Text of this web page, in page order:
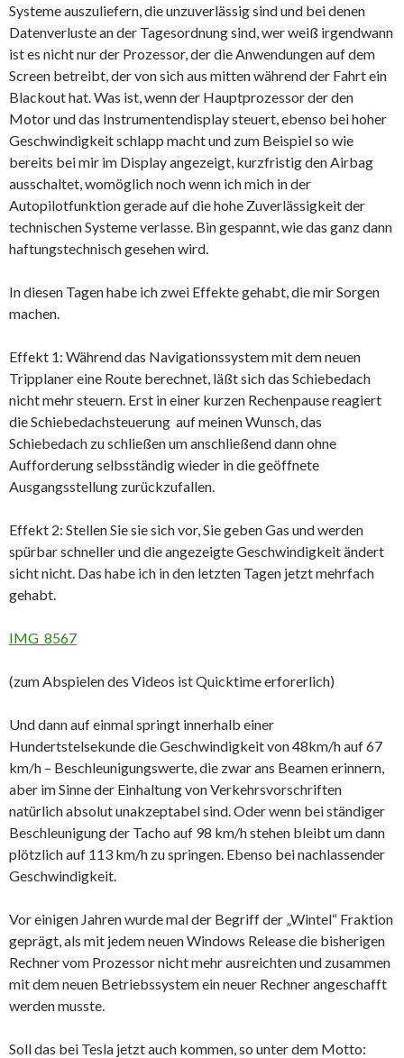
Systeme auszuliefern, die unzuverlässig sind und bei denen
Datenverluste an der Tagesordnung sind, wer weiß irgendwann
ist es nicht nur der Prozessor, der die Anwendungen auf dem
Screen betreibt, der von sich aus mitten während der Fahrt ein
Blackout hat. Was ist, wenn der Hauptprozessor der den
Motor und das Instrumentendisplay steuert, ebenso bei hoher
Geschwindigkeit schlapp macht und zum Beispiel so wie
bereits bei mir im Display angezeigt, kurzfristig den Airbag
ausschaltet, womöglich noch wenn ich mich in der
Autopilotfunktion gerade auf die hohe Zuverlässigkeit der
technischen Systeme verlasse. Bin gespannt, wie das ganz dann
haftungstechnisch gesehen wird.
In diesen Tagen habe ich zwei Effekte gehabt, die mir Sorgen
machen.
Effekt 1: Während das Navigationssystem mit dem neuen
Tripplaner eine Route berechnet, läßt sich das Schiebedach
nicht mehr steuern. Erst in einer kurzen Rechenpause reagiert
die Schiebedachsteuerung auf meinen Wunsch, das
Schiebedach zu schließen um anschließend dann ohne
Aufforderung selbsständig wieder in die geöffnete
Ausgangsstellung zurückzufallen.
Effekt 2: Stellen Sie sie sich vor, Sie geben Gas und werden
spürbar schneller und die angezeigte Geschwindigkeit ändert
sicht nicht. Das habe ich in den letzten Tagen jetzt mehrfach
gehabt.
IMG_8567
(zum Abspielen des Videos ist Quicktime erforerlich)
Und dann auf einmal springt innerhalb einer
Hundertstelsekunde die Geschwindigkeit von 48km/h auf 67
km/h – Beschleunigungswerte, die zwar ans Beamen erinnern,
aber im Sinne der Einhaltung von Verkehrsvorschriften
natürlich absolut unakzeptabel sind. Oder wenn bei ständiger
Beschleunigung der Tacho auf 98 km/h stehen bleibt um dann
plötzlich auf 113 km/h zu springen. Ebenso bei nachlassender
Geschwindigkeit.
Vor einigen Jahren wurde mal der Begriff der „Wintel“ Fraktion
geprägt, als mit jedem neuen Windows Release die bisherigen
Rechner vom Prozessor nicht mehr ausreichten und zusammen
mit dem neuen Betriebssystem ein neuer Rechner angeschafft
werden musste.
Soll das bei Tesla jetzt auch kommen, so unter dem Motto: